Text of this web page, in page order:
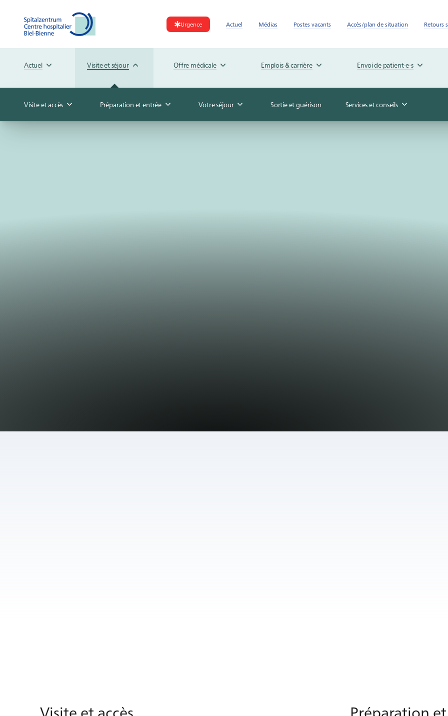
Urgence Actuel Médias Postes vacants Accès/plan de situation Retours
Actuel Visite et séjour
Visite et accès Préparation et entrée Votre séjour Sortie et guérison Services et conseils
Offre médicale Emplois & carrière Envoi de patient-e-s
Vi­site et ac­cès Pré­pa­ra­tion